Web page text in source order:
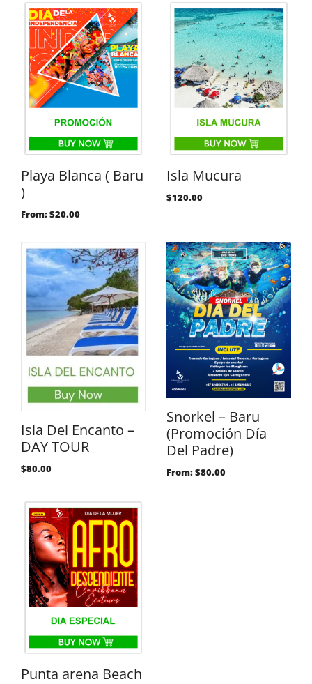
Playa Blanca ( Baru
)
From:$20.00
Isla Mucura
$120.00
Isla Del Encanto –
DAY TOUR
$80.00
Snorkel – Baru
(Promoción Día
Del Padre)
From:$80.00
Punta arena Beach